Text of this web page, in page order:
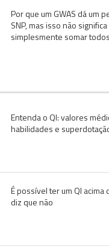
Por que um GWAS dá um
SNP, mas isso não
simplesmente somar
Entenda o QI: valores
habilidades e
É possível ter um QI acima
diz que não